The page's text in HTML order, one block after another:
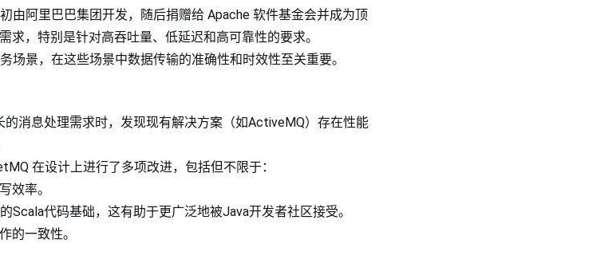
由阿里巴巴集团开发，随后捐赠给 Apache 软件基金会并成为顶
求，特别是针对高吞吐量、低延迟和高可靠性的要求。
场景，在这些场景中数据传输的准确性和时效性至关重要。
消息处理需求时，发现现有解决方案（如ActiveMQ）存在性能
在设计上进行了多项改进，包括但不限于：
效率。
Scala代码基础，这有助于更广泛地被Java开发者社区接受。
的一致性。